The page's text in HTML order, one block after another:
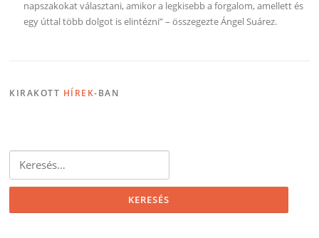
napszakokat választani, amikor a legkisebb a forgalom, amellett és
egy úttal több dolgot is elintézni” – összegezte Ángel Suárez.
KIRAKOTT HÍREK-BAN